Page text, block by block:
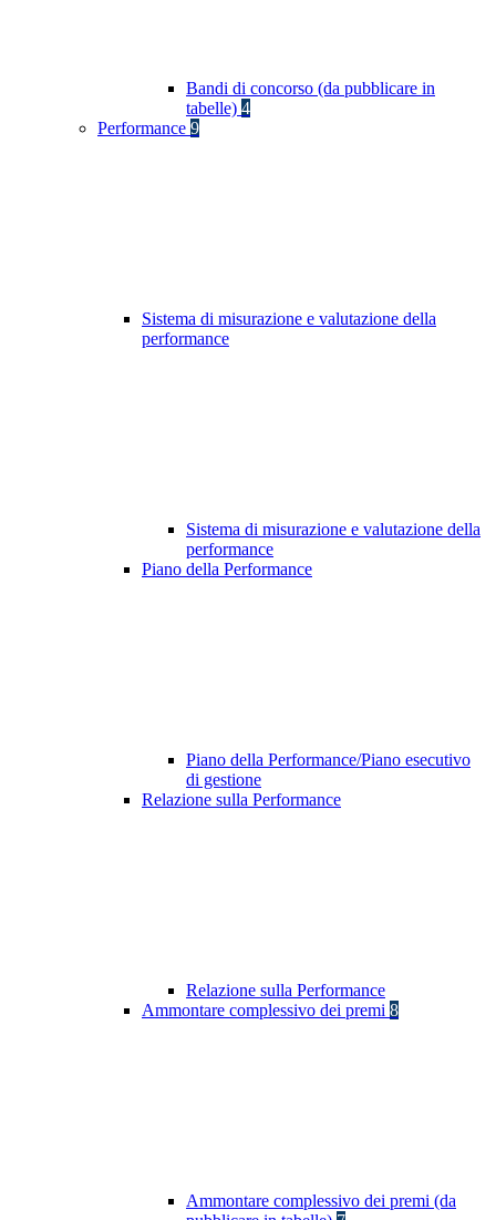
Bandi di concorso (da pubblicare in
tabelle) 4
Performance 9
Sistema di misurazione e valutazione della
performance
Sistema di misurazione e valutazione della
performance
Piano della Performance
Piano della Performance/Piano esecutivo
di gestione
Relazione sulla Performance
Relazione sulla Performance
Ammontare complessivo dei premi 8
Ammontare complessivo dei premi (da